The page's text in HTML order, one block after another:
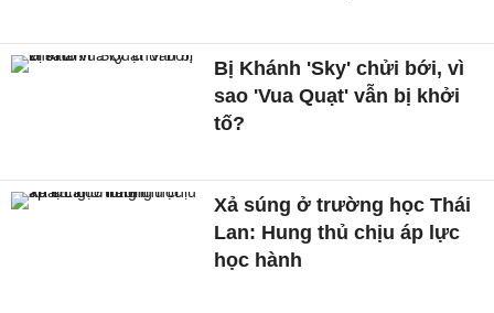
Bị Khánh 'Sky' chửi bới, vì
sao 'Vua Quạt' vẫn bị khởi
tố?
Xả súng ở trường học Thái
Lan: Hung thủ chịu áp lực
học hành